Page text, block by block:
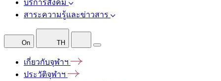
บริการสังคม
สาระความรู้และข่าวสาร
On TH
เกี่ยวกับจุฬาฯ
ประวัติจุฬาฯ